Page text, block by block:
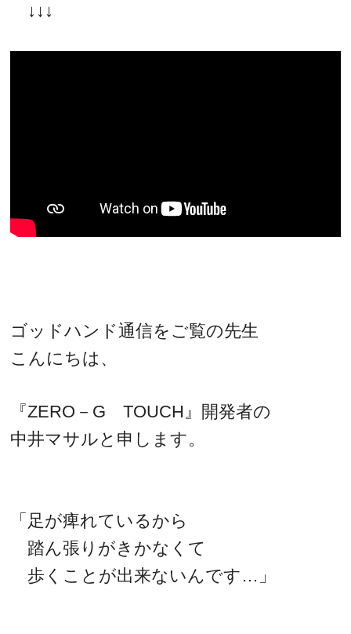
↓↓↓
ゴッドハンド通信をご覧の先生
こんにちは、
『ZERO－G TOUCH』開発者の
中井マサルと申します。
「足が痺れているから
踏ん張りがきかなくて
歩くことが出来ないんです…」